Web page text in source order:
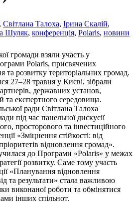
Світлана Талоха, Ірина Скалій,
Шуляк, конференція, Polaris, новини
громади взяли участь у
Polaris, присвячених
та розвитку територіальних громад.
27–28 травня у Києві, зібрали
державних установ,
та експертного середовища.
ради Світлана Талоха
під час панельної дискусії
просторового та інвестиційного
«Зміцнення стійкості: від
відновлення громад».
до Програми «Polaris» у межах
розвитку. Саме тому участь
«Планування відновлення
та результати» стала важливою
виконаної роботи та обмінятися
інших спільнот.